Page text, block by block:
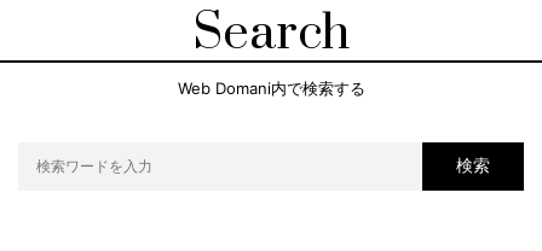
Search
Web Domani内で検索する
検索